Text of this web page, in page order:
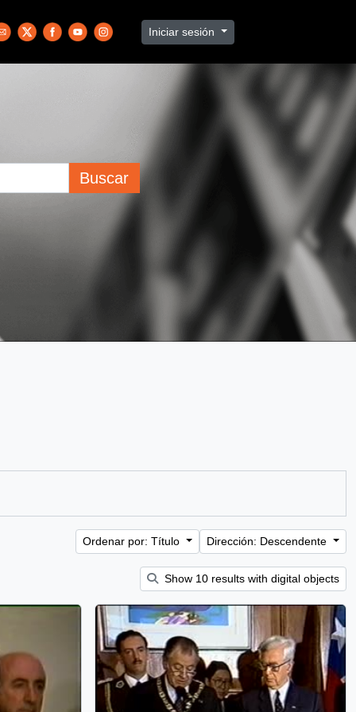
Iniciar sesión
Buscar
Ordenar por: Título Dirección: Descendente
Show 10 results with digital objects